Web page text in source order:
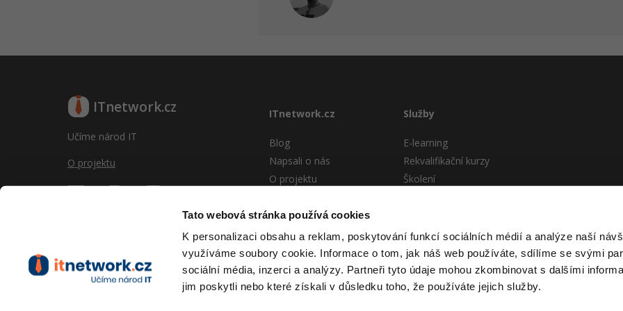
Tato webová stránka používá cookies
K personalizaci obsahu a reklam, poskytování funkcí sociálních médií a analýze naší
využíváme soubory cookie. Informace o tom, jak náš web používáte, sdílíme se svými
sociální média, inzerci a analýzy. Partneři tyto údaje mohou zkombinovat s dalšími
jim poskytli nebo které získali v důsledku toho, že používáte jejich služby.
ITnetwork.cz
Učíme národ IT
O projektu
ITnetwork.cz
Blog
Napsali o nás
O projektu
Vývoj systému
Provozní podmínky
RSS
Kontakt
Služby
E-learning
Rekvalifikační kurzy
Školení